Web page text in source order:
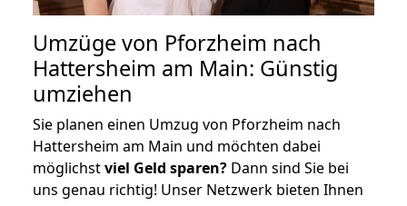
Umzüge von Pforzheim nach
Hattersheim am Main: Günstig
umziehen
Sie planen einen Umzug von Pforzheim nach
Hattersheim am Main und möchten dabei
möglichstviel Geld sparen? Dann sind Sie bei
uns genau richtig! Unser Netzwerk bieten Ihnen